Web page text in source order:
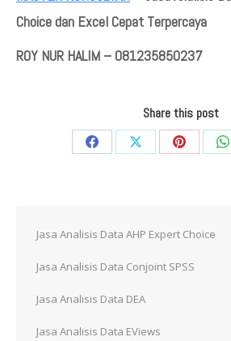
Choice dan Excel Cepat Terpercaya
ROY NUR HALIM – 081235850237
Share this post
Share
Share
Share
Jasa Analisis Data AHP Expert Choice
Jasa Analisis Data Conjoint SPSS
Jasa Analisis Data DEA
Jasa Analisis Data EViews